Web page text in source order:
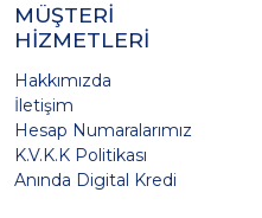
MÜŞTERİ
HİZMETLERİ
Hakkımızda
İletişim
Hesap Numaralarımız
K.V.K.K Politikası
Anında Digital Kredi